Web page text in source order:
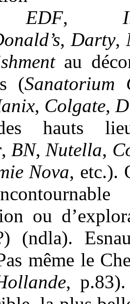
EDF,
, Darty,
au
(
, Colgate,
hauts
, BN,Nutella,
Nova, etc.).
ou
(ndla).
même le
,